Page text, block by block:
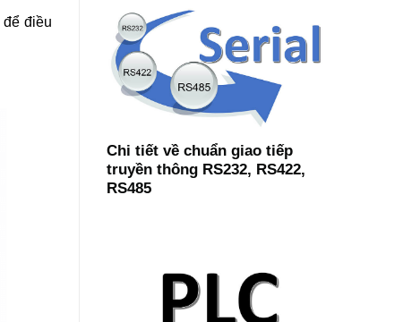
điều
Chi tiết về chuẩn giao tiếp
truyền thông RS232, RS422,
RS485